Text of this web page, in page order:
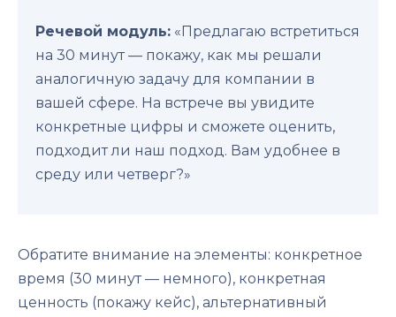
Речевой модуль: «Предлагаю встретиться
на 30 минут — покажу, как мы решали
аналогичную задачу для компании в
вашей сфере. На встрече вы увидите
конкретные цифры и сможете оценить,
подходит ли наш подход. Вам удобнее в
среду или четверг?»
Обратите внимание на элементы: конкретное
время (30 минут — немного), конкретная
ценность (покажу кейс), альтернативный